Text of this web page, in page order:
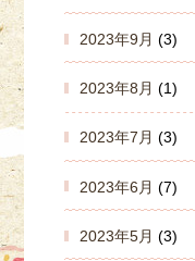
2023年9月 (3)
2023年8月 (1)
2023年7月 (3)
2023年6月 (7)
2023年5月 (3)